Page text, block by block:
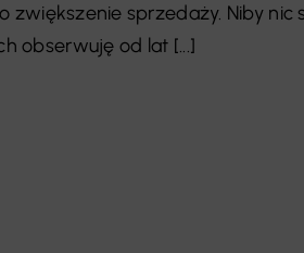
zwiększenie sprzedaży. Niby
obserwuję od lat [...]